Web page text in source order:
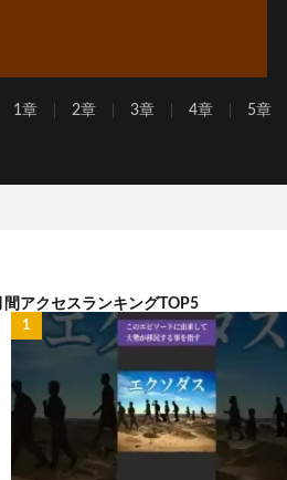
1章 2章 3章 4章 5章
間アクセスランキングTOP5